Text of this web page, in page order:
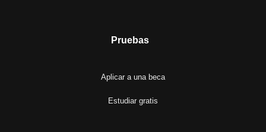
Pruebas
Aplicar a una beca
Estudiar gratis